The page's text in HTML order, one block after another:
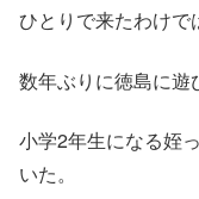
ひとりで来たわけで
数年ぶりに徳島に遊
小学2年生になる姪
いた。